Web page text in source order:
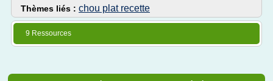
Thèmes liés : chou plat recette
9 Ressources